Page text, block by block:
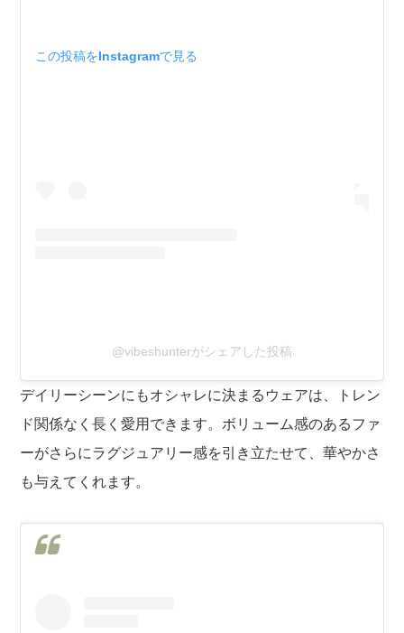
この投稿をInstagramで見る
@vibeshunterがシェアした投稿
デイリーシーンにもオシャレに決まるウェアは、トレン
ド関係なく長く愛用できます。ボリューム感のあるファ
ーがさらにラグジュアリー感を引き立たせて、華やかさ
も与えてくれます。